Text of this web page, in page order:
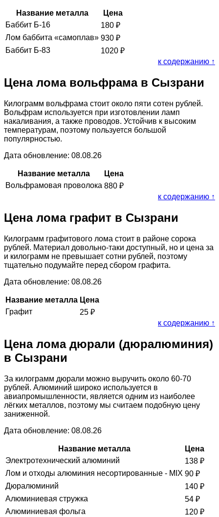
Название металла
Цена
Баббит Б-16
180 ₽
Лом баббита «самоплав» 930 ₽
Баббит Б-83
1020 ₽
к содержанию ↑
Цена лома вольфрама в Сызрани
Килограмм вольфрама стоит около пяти сотен рублей.
Вольфрам используется при изготовлении ламп
накаливания, а также проводов. Устойчив к высоким
температурам, поэтому пользуется большой
популярностью.
Дата обновление: 08.08.26
Название металла
Цена
Вольфрамовая проволока 880 ₽
к содержанию ↑
Цена лома графит в Сызрани
Килограмм графитового лома стоит в районе сорока
рублей. Материал довольно-таки доступный, но и цена за
и килограмм не превышает сотни рублей, поэтому
тщательно подумайте перед сбором графита.
Дата обновление: 08.08.26
Название металла Цена
Графит
25 ₽
к содержанию ↑
Цена лома дюрали (дюралюминия)
в Сызрани
За килограмм дюрали можно выручить около 60-70
рублей. Алюминий широко используется в
авиапромышленности, является одним из наиболее
лёгких металлов, поэтому мы считаем подобную цену
заниженной.
Дата обновление: 08.08.26
Название металла
Цена
Электротехнический алюминий
138 ₽
Лом и отходы алюминия несортированные - MIX 90 ₽
Дюралюминий
140 ₽
Алюминиевая стружка
54 ₽
Алюминиевая фольга
120 ₽